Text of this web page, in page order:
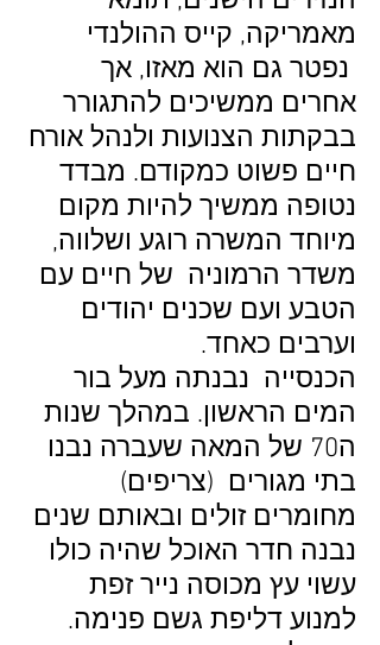
מאמריקה, קייס ההולנדי
נפטר גם הוא מאזו, אך
אחרים ממשיכים להתגורר
בבקתות הצנועות ולנהל אורח
חיים פשוט כמקודם. מבדד
נטופה ממשיך להיות מקום
מיוחד המשרה רוגע ושלווה,
משדר הרמוניה של חיים עם
הטבע ועם שכנים יהודים
וערבים כאחד.
הכנסייה נבנתה מעל בור
המים הראשון. במהלך שנות
ה70 של המאה שעברה נבנו
בתי מגורים (צריפים)
מחומרים זולים ובאותם שנים
נבנה חדר האוכל שהיה כולו
עשוי עץ מכוסה נייר זפת
למנוע דליפת גשם פנימה.